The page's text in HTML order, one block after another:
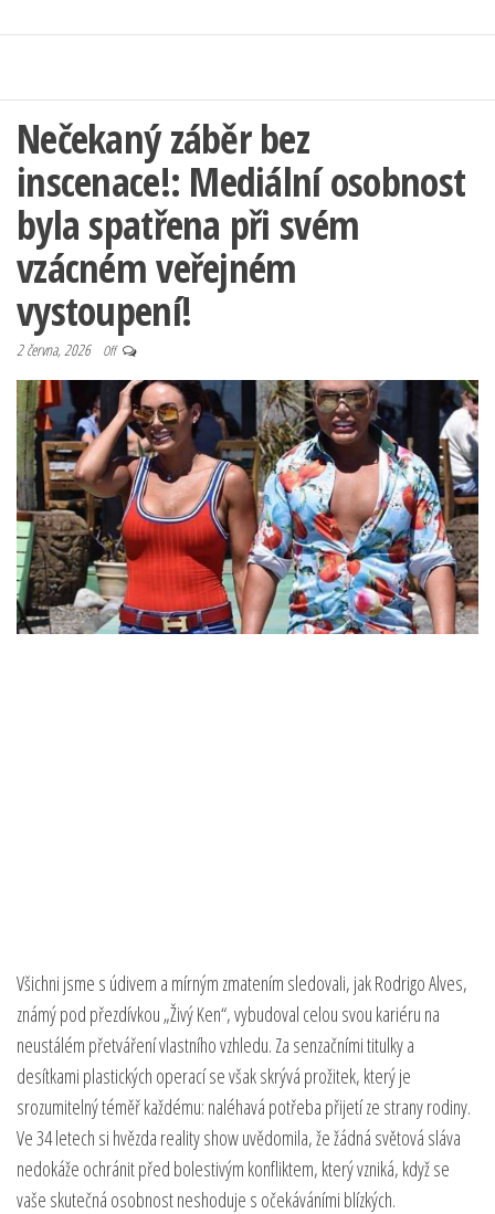
Nečekaný záběr bez
inscenace!: Mediální osobnost
byla spatřena při svém
vzácném veřejném
vystoupení!
2 června, 2026 Off
Všichni jsme s údivem a mírným zmatením sledovali, jak Rodrigo Alves,
známý pod přezdívkou „Živý Ken“, vybudoval celou svou kariéru na
neustálém přetváření vlastního vzhledu. Za senzačními titulky a
desítkami plastických operací se však skrývá prožitek, který je
srozumitelný téměř každému: naléhavá potřeba přijetí ze strany rodiny.
Ve 34 letech si hvězda reality show uvědomila, že žádná světová sláva
nedokáže ochránit před bolestivým konfliktem, který vzniká, když se
vaše skutečná osobnost neshoduje s očekáváními blízkých.